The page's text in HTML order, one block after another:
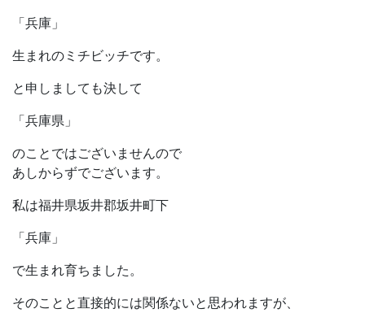
「兵庫」
生まれのミチビッチです。
と申しましても決して
「兵庫県」
のことではございませんので
あしからずでございます。
私は福井県坂井郡坂井町下
「兵庫」
で生まれ育ちました。
そのことと直接的には関係ないと思われますが、